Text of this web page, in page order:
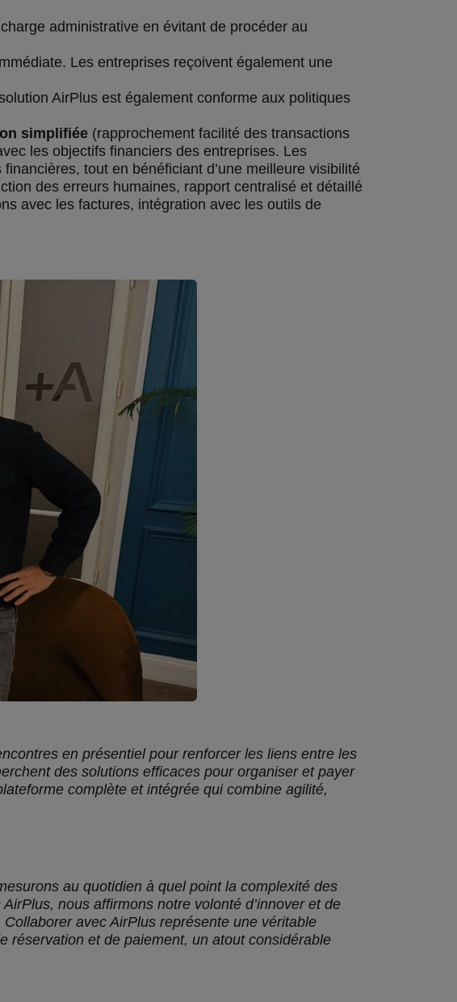
administrative en évitant de procéder au
Les entreprises reçoivent également une
AirPlus est également conforme aux politiques
simplifiée (rapprochement facilité des transactions
les objectifs financiers des entreprises. Les
tout en bénéficiant d’une meilleure visibilité
des erreurs humaines, rapport centralisé et détaillé
avec les factures, intégration avec les outils de
en présentiel pour renforcer les liens entre les
des solutions efficaces pour organiser et payer
complète et intégrée qui combine agilité,
au quotidien à quel point la complexité des
nous affirmons notre volonté d’innover et de
avec AirPlus représente une véritable
réservation et de paiement, un atout considérable